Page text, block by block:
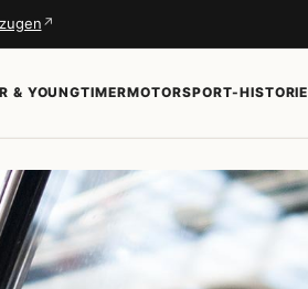
↗
& YOUNGTIMERMOTORSPORT-HISTORIE